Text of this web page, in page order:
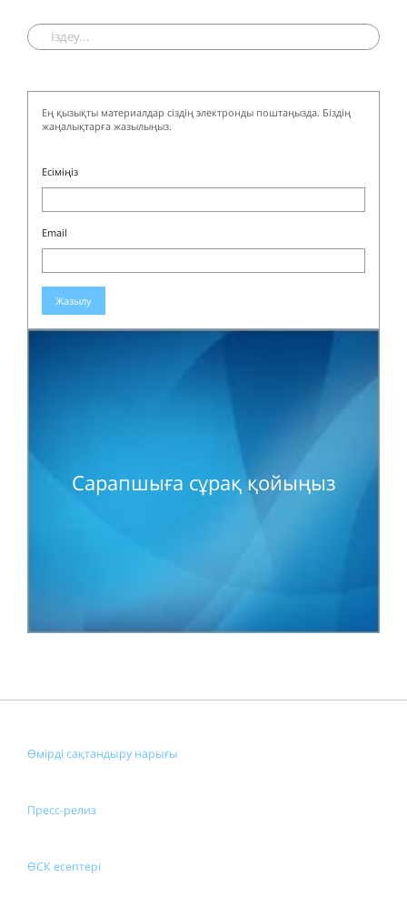
Ең қызықты материалдар сіздің электронды поштаңызда. Біздің
жаңалықтарға жазылыңыз.
Есіміңіз
Email
Жазылу
Сарапшыға сұрақ қойыңыз
Өмірді сақтандыру нарығы
Пресс-релиз
ӨСК есептері